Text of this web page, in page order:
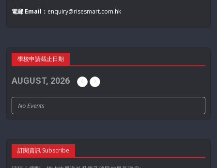
電郵 Email： enquiry@risesmart.com.hk
學校申請截止日期
AUGUST, 2026
No Events
訂閱資訊 Subscribe